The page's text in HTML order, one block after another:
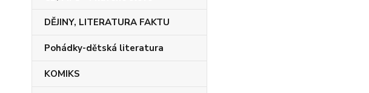
DĚJINY, LITERATURA FAKTU
Pohádky-dětská literatura
KOMIKS